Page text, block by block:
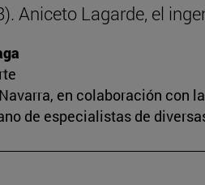
Aniceto Lagarde, el
en colaboración con
de especialistas de